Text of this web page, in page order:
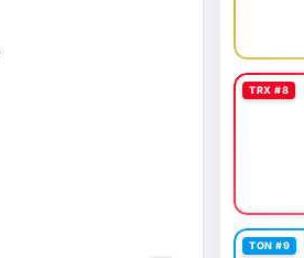
TRX #8
TON #9